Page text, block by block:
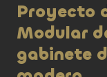
Proyecto
Modular
gabinete